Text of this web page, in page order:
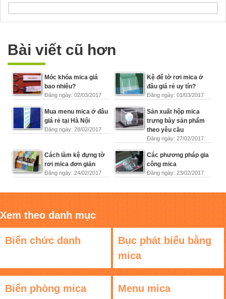
Bài viết cũ hơn
Móc khóa mica giá
bao nhiêu?
Đăng ngày: 02/03/2017
Kệ để tờ rơi mica ở
đâu giá rẻ uy tín?
Đăng ngày: 01/03/2017
Mua menu mica ở đâu
giá rẻ tại Hà Nội
Đăng ngày: 28/02/2017
Sản xuất hộp mica
trưng bày sản phẩm
theo yêu cầu
Đăng ngày: 27/02/2017
Cách làm kệ đựng tờ
rơi mica đơn giản
Đăng ngày: 24/02/2017
Các phương pháp gia
công mica
Đăng ngày: 23/02/2017
Xem theo danh mục
Biển chức danh
Bục phát biểu bằng
mica
Biển phòng mica Menu mica